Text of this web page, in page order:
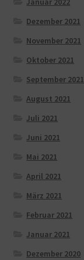
Dezember 2021
November 2021
Oktober 2021
September 2021
August 2021
Juli 2021
Juni 2021
Mai 2021
April 2021
März 2021
Februar 2021
Januar 2021
Dezember 2020